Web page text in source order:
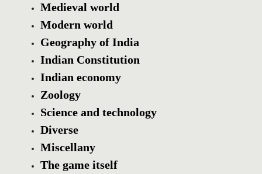
Medieval world
Modern world
Geography of India
Indian Constitution
Indian economy
Zoology
Science and technology
Diverse
Miscellany
The game itself